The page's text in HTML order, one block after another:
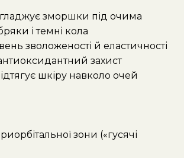
зморшки під очима
і темні кола
зволоженості й еластичності
захист
шкіру навколо очей
зони («гусячі